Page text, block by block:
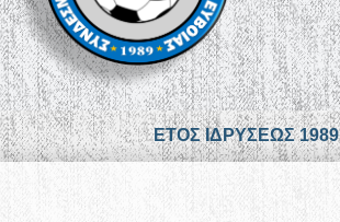
ΕΤΟΣ ΙΔΡΥΣΕΩΣ 1989